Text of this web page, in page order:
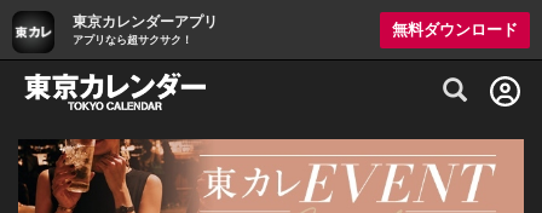
東京カレンダーアプリ
アプリなら超サクサク！
無料ダウンロード
グルメ情報・プレミアムレストラン予約